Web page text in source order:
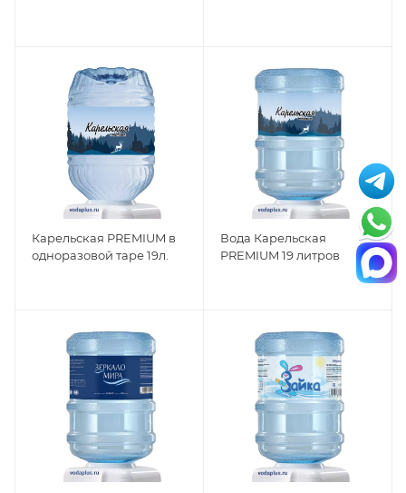
Карельская PREMIUM в
одноразовой таре 19л.
Вода Карельская
PREMIUM 19 литров